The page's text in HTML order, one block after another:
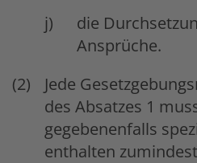
die
Ansprüche.
Jede
des Absatzes 1
gegebenenfalls
enthalten